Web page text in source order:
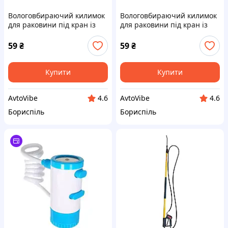
Вологовбираючий килимок
для раковини під кран із
поліестеру 37,5*13 см HP-
42-11GR
59₴
Купити
AvtoVibe
4.6
Бориспіль
Вологовбираючий килимок
для раковини під кран із
поліестеру 37,5*13 см HP-
42-11W
59₴
Купити
AvtoVibe
4.6
Бориспіль